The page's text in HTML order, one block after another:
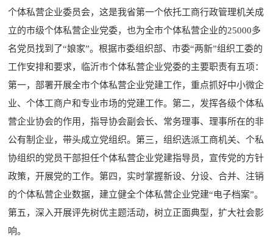
个体私营企业委员会，这是我省第一个依托工商行政管理机关成
立的市级个体私营企业党委，也为全市个体私营企业的25000多
名党员找到了“娘家”。根据市委组织部、市委“两新”组织工委的
工作安排和要求，临沂市个体私营企业党委的主要职责有五项：
第一，部署开展全市个体私营企业党建工作，重点抓好中小微企
业、个体工商户和专业市场的党建工作。第二，发挥各级个体私
营企业协会的作用，指导协会副会长、常务理事、理事所在的非
公有制企业，带头成立党组织。第三，组织选派工商机关、个私
协组织的党员干部担任个体私营企业党建指导员，宣传党的方针
政策，开展党的工作。第四，实时掌握新设、分设、合并、注销
的个体私营企业数据，建立健全个体私营企业党建“电子档案”。
第五，深入开展评先树优主题活动，树立正面典型，扩大社会影
响。